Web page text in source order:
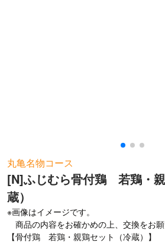
丸亀名物コース
[N]ふじむら骨付鶏 若鶏・
蔵）
※画像はイメージです。
商品の内容をお確かめの上、交換をお願
【骨付鶏 若鶏・親鶏セット（冷蔵）】